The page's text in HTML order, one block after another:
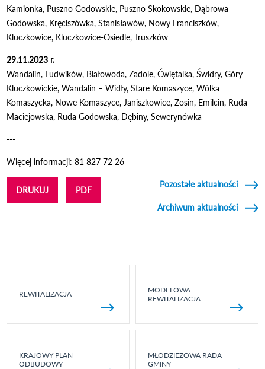
Kamionka, Puszno Godowskie, Puszno Skokowskie, Dąbrowa
Godowska, Kręciszówka, Stanisławów, Nowy Franciszków,
Kluczkowice, Kluczkowice-Osiedle, Truszków
29.11.2023 r.
Wandalin, Ludwików, Białowoda, Zadole, Ćwiętalka, Świdry, Góry
Kluczkowickie, Wandalin – Widły, Stare Komaszyce, Wólka
Komaszycka, Nowe Komaszyce, Janiszkowice, Zosin, Emilcin, Ruda
Maciejowska, Ruda Godowska, Dębiny, Sewerynówka
---
Więcej informacji: 81 827 72 26
DRUKUJ PDF
Pozostałe aktualności
Archiwum aktualności
REWITALIZACJA
MODELOWA
REWITALIZACJA
KRAJOWY PLAN
ODBUDOWY
MŁODZIEŻOWA RADA
GMINY